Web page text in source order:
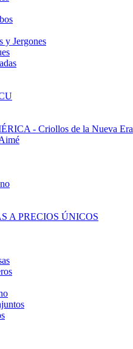
y Jergones
- Criollos de la Nueva Era
A PRECIOS ÚNICOS